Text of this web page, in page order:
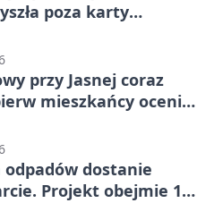
poza karty
przy Jasnej coraz
mieszkańcy ocenią
odpadów dostanie
Projekt obejmie 15